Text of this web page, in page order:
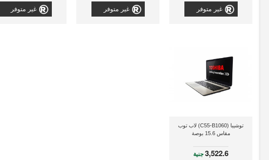
غير متوفر غير متوفر غير متوفر
توشيبا (C55-B1060) لاب توب
مقاس 15.6 بوصة
3,522.6جنية